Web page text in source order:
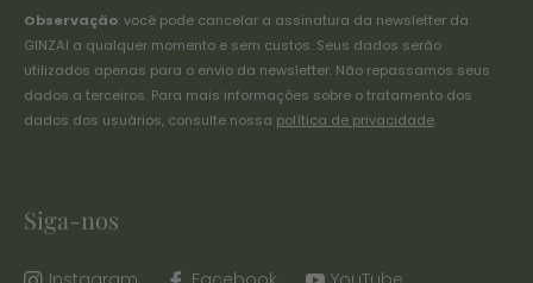
Observação: você pode cancelar a assinatura da newsletter da
GINZAI a qualquer momento e sem custos. Seus dados serão
utilizados apenas para o envio da newsletter. Não repassamos seus
dados a terceiros. Para mais informações sobre o tratamento dos
dados dos usuários, consulte nossa política de privacidade.
Siga-nos